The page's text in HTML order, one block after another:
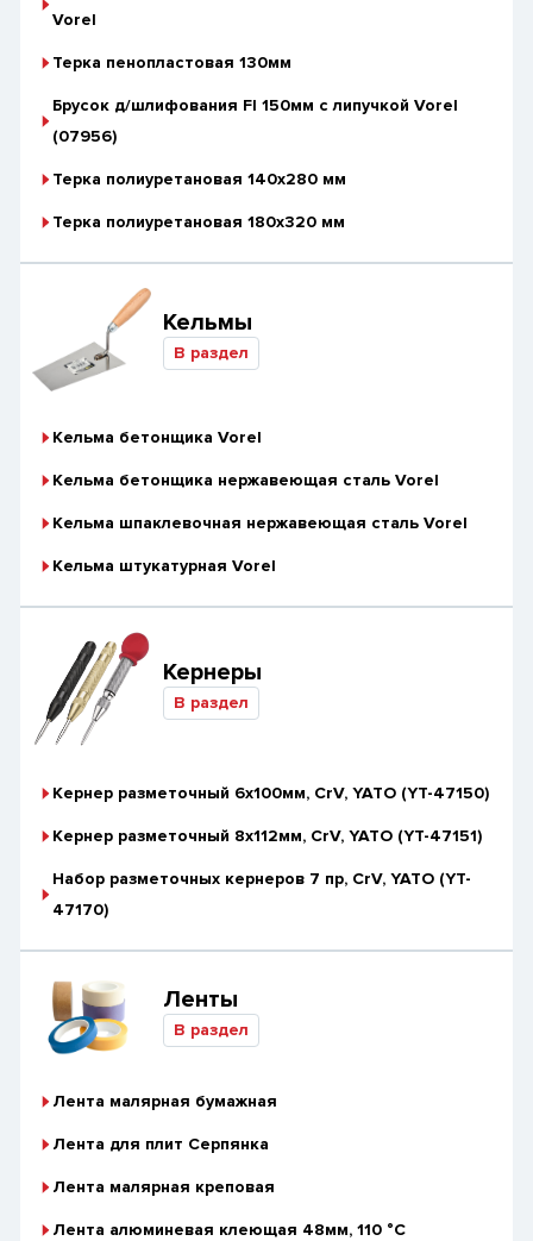
Vorel
Терка пенопластовая 130мм
Брусок д/шлифования Fl 150мм с липучкой Vorel
(07956)
Терка полиуретановая 140х280 мм
Терка полиуретановая 180х320 мм
Кельмы
В раздел
Кельма бетонщика Vorel
Кельма бетонщика нержавеющая сталь Vorel
Кельма шпаклевочная нержавеющая сталь Vorel
Кельма штукатурная Vorel
Кернеры
В раздел
Кернер разметочный 6х100мм, CrV, YATO (YT-47150)
Кернер разметочный 8х112мм, CrV, YATO (YT-47151)
Набор разметочных кернеров 7 пр, CrV, YATO (YT-
47170)
Ленты
В раздел
Лента малярная бумажная
Лента для плит Серпянка
Лента малярная креповая
Лента алюминевая клеющая 48мм, 110 °C